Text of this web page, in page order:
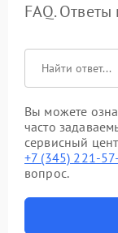
FAQ.
Вы можете
часто
сервисный
+7 (345) 221-
вопрос.